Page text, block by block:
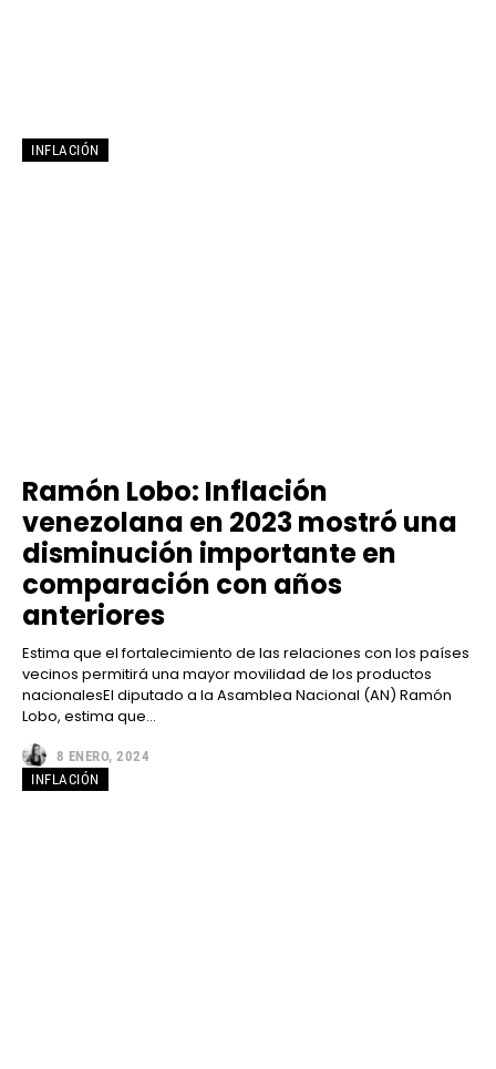
INFLACIÓN
Ramón Lobo: Inflación
venezolana en 2023 mostró una
disminución importante en
comparación con años
anteriores
Estima que el fortalecimiento de las relaciones con los países
vecinos permitirá una mayor movilidad de los productos
nacionalesEl diputado a la Asamblea Nacional (AN) Ramón
Lobo, estima que...
8 ENERO, 2024
INFLACIÓN